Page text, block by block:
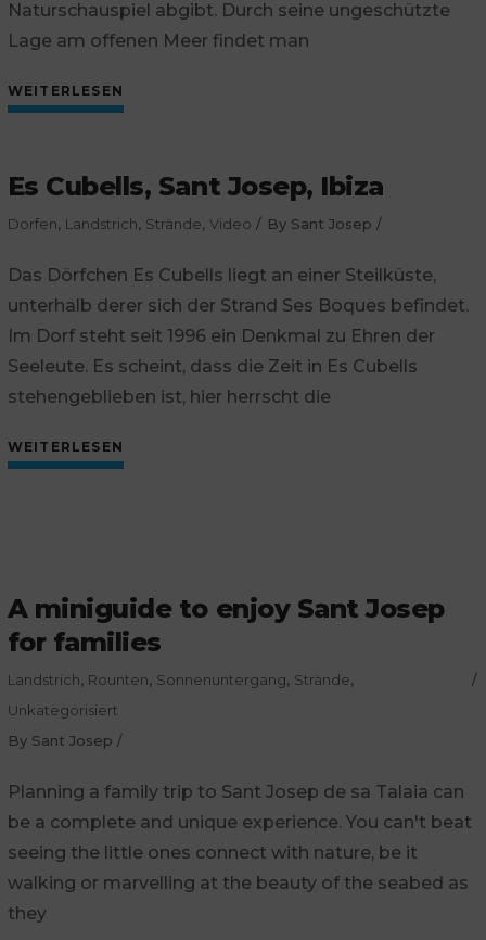
Naturschauspiel abgibt. Durch seine ungeschützte
Lage am offenen Meer findet man
WEITERLESEN
Es Cubells, Sant Josep, Ibiza
Dorfen, Landstrich, Strände, Video By Sant Josep
Das Dörfchen Es Cubells liegt an einer Steilküste,
unterhalb derer sich der Strand Ses Boques befindet.
Im Dorf steht seit 1996 ein Denkmal zu Ehren der
Seeleute. Es scheint, dass die Zeit in Es Cubells
stehengeblieben ist, hier herrscht die
WEITERLESEN
A miniguide to enjoy Sant Josep
for families
Landstrich, Rounten, Sonnenuntergang, Strände,
Unkategorisiert
By Sant Josep
Planning a family trip to Sant Josep de sa Talaia can
be a complete and unique experience. You can't beat
seeing the little ones connect with nature, be it
walking or marvelling at the beauty of the seabed as
they